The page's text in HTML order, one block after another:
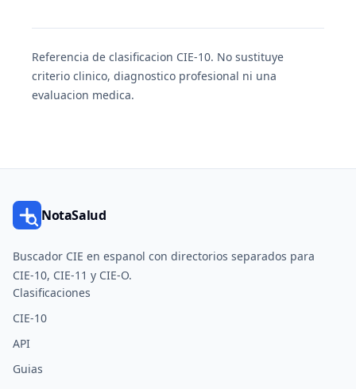
Referencia de clasificacion CIE-10. No sustituye
criterio clinico, diagnostico profesional ni una
evaluacion medica.
NotaSalud
Buscador CIE en espanol con directorios separados para
CIE-10, CIE-11 y CIE-O.
Clasificaciones
CIE-10
API
Guias